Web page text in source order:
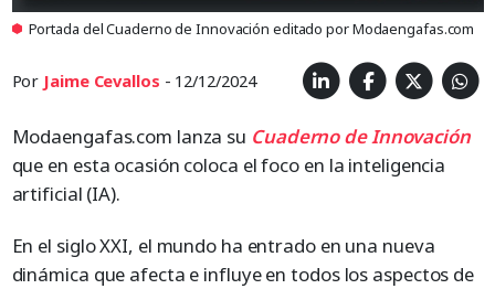
Portada del Cuaderno de Innovación editado por Modaengafas.com
Por Jaime Cevallos - 12/12/2024
Modaengafas.com lanza su Cuaderno de Innovación
que en esta ocasión coloca el foco en la inteligencia
artificial (IA).
En el siglo XXI, el mundo ha entrado en una nueva
dinámica que afecta e influye en todos los aspectos de